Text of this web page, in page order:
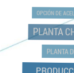
OPCIÓN DE
PLANTA
PLANTA